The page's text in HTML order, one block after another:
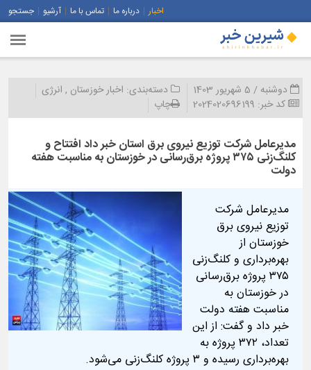
اخبار درباره ما تماس با ما آرشیو جستجو
دوشنبه / 5 شهریور 1403 دسته‌بندی: اخبار خوزستان , انرژی
کد خبر: 2024020696199 چاپ
مدیرعامل شرکت توزیع نیروی برق استان خبر داد افتتاح و
کلنگ‌زنی ۳۷۵ پروژه برق‌رسانی در خوزستان به مناسبت هفته
دولت
مدیرعامل شرکت
توزیع نیروی برق
خوزستان از
بهره‌برداری و کلنگ‌زنی
۳۷۵ پروژه برق‌رسانی
در خوزستان به
مناسبت هفته دولت
خبر داد و گفت: از این
تعداد، ۳۷۲ پروژه به
بهره‌برداری رسیده و ۳ پروژه کلنگ‌زنی می‌شود.